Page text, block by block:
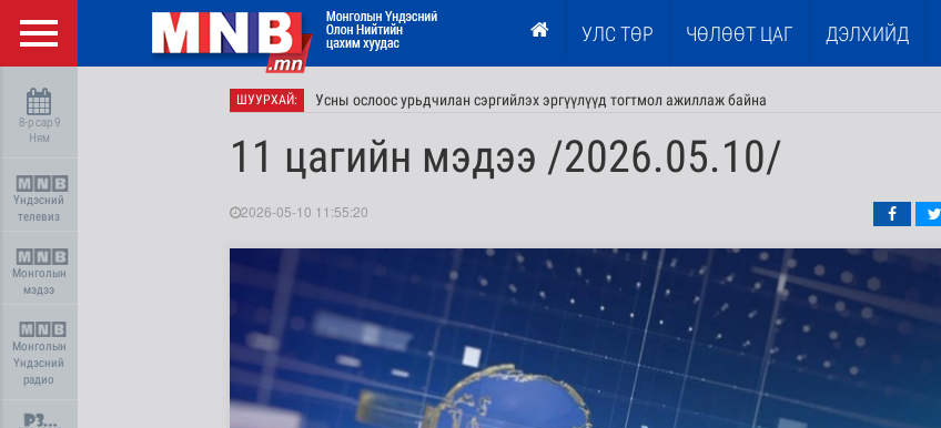
УЛС ТӨР ЧӨЛӨӨТ ЦАГ ДЭЛХИЙД
8-р сар 9
Ням
Үндэсний
телевиз
Монголын
мэдээ
Монголын
Үндэсний
радио
ШУУРХАЙ: Усны ослоос урьдчилан сэргийлэх эргүүлүүд тогтмол ажиллаж байна
11 цагийн мэдээ /2026.05.10/
2026-05-10 11:55:20